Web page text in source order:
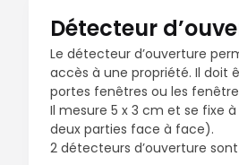
Détecteur
Le détecteur d’ouverture
accès à une propriété. Il doit
portes fenêtres ou les
Il mesure 5 x 3 cm et se fixe
deux parties face à face).
2 détecteurs d’ouverture